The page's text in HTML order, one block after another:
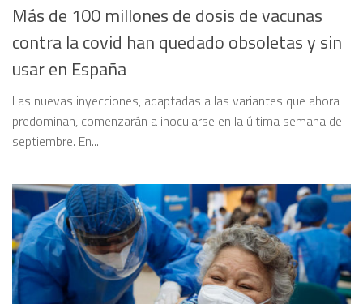
Más de 100 millones de dosis de vacunas
contra la covid han quedado obsoletas y sin
usar en España
Las nuevas inyecciones, adaptadas a las variantes que ahora
predominan, comenzarán a inocularse en la última semana de
septiembre. En...